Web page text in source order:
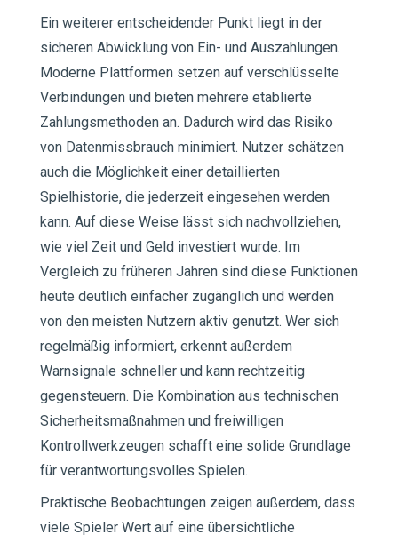
Ein weiterer entscheidender Punkt liegt in der
sicheren Abwicklung von Ein- und Auszahlungen.
Moderne Plattformen setzen auf verschlüsselte
Verbindungen und bieten mehrere etablierte
Zahlungsmethoden an. Dadurch wird das Risiko
von Datenmissbrauch minimiert. Nutzer schätzen
auch die Möglichkeit einer detaillierten
Spielhistorie, die jederzeit eingesehen werden
kann. Auf diese Weise lässt sich nachvollziehen,
wie viel Zeit und Geld investiert wurde. Im
Vergleich zu früheren Jahren sind diese Funktionen
heute deutlich einfacher zugänglich und werden
von den meisten Nutzern aktiv genutzt. Wer sich
regelmäßig informiert, erkennt außerdem
Warnsignale schneller und kann rechtzeitig
gegensteuern. Die Kombination aus technischen
Sicherheitsmaßnahmen und freiwilligen
Kontrollwerkzeugen schafft eine solide Grundlage
für verantwortungsvolles Spielen.
Praktische Beobachtungen zeigen außerdem, dass
viele Spieler Wert auf eine übersichtliche